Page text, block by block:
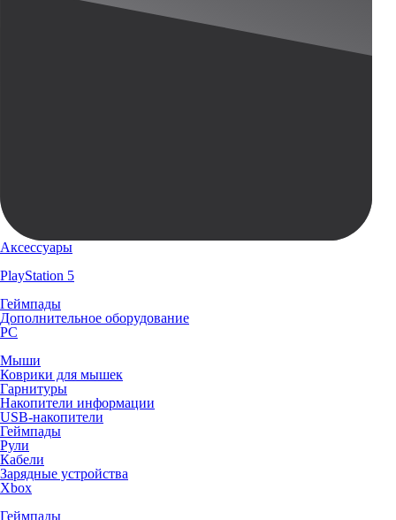
Аксессуары
PlayStation 5
Геймпады
Дополнительное оборудование
PC
Мыши
Коврики для мышек
Гарнитуры
Накопители информации
USB-накопители
Геймпады
Рули
Кабели
Зарядные устройства
Xbox
Геймпады